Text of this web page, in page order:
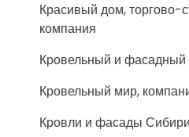
Красивый дом, торгово-
компания
Кровельный и
Кровельный мир,
Кровли и фасады